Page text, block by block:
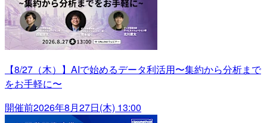
【8/27（木）】AIで始めるデータ利活用〜集約から分析まで
をお手軽に〜
開催前2026年8月27日(木) 13:00